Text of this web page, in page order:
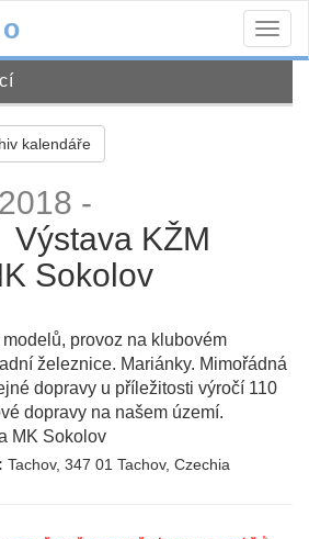
kalendáře
-
Výstava KŽM
Sokolov
provoz na klubovém
železnice. Mariánky. Mimořádná
dopravy u příležitosti výročí 110
dopravy na našem území.
MK Sokolov
Tachov, 347 01 Tachov, Czechia